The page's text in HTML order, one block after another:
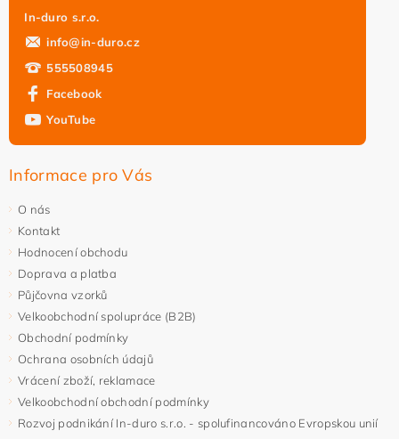
osobních údajů
In-duro s.r.o.
info@in-duro.cz
555508945
Facebook
YouTube
Informace pro Vás
O nás
Kontakt
Hodnocení obchodu
Doprava a platba
Půjčovna vzorků
Velkoobchodní spolupráce (B2B)
Obchodní podmínky
Ochrana osobních údajů
Vrácení zboží, reklamace
Velkoobchodní obchodní podmínky
Rozvoj podnikání In-duro s.r.o. - spolufinancováno Evropskou unií